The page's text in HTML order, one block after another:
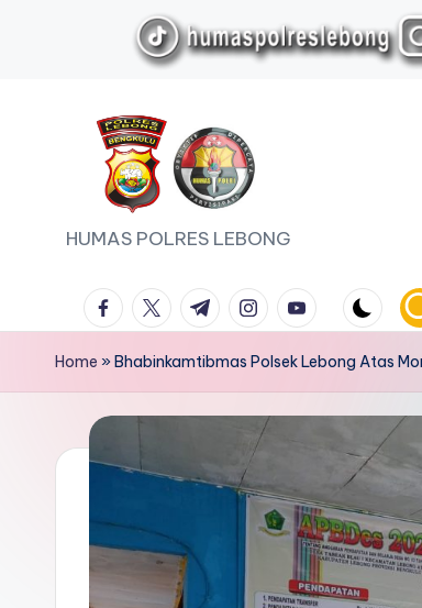
HUMAS POLRES LEBONG
facebook.com
twitter.com
t.me instagram.com
youtube.com
Home »Bhabinkamtibmas Polsek Lebong Atas